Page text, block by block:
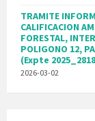
TRAMITE
CALIFICACION
FORESTAL,
POLIGONO 12,
(Expte
2026-03-02